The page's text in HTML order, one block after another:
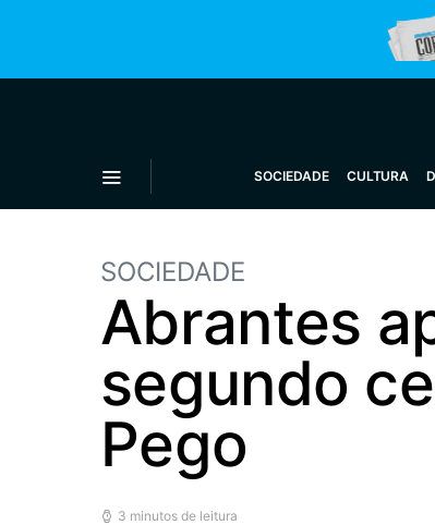
SOCIEDADE CULTURA
SOCIEDADE
Abrantes
segundo
Pego
3 minutos de leitura